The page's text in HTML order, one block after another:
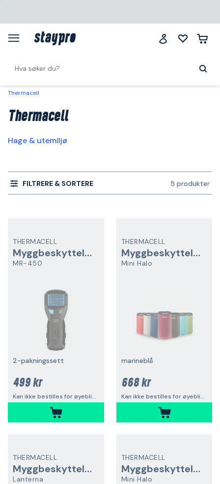
Thermacell
Thermacell
Hage & utemiljø
FILTRERE & SORTERE 5 produkter
THERMACELL
Myggbeskyttelse
MR-450
2-pakningssett
499 kr
Kan ikke bestilles for øyeblikket
THERMACELL
Myggbeskyttelse
Mini Halo
marineblå
668 kr
Kan ikke bestilles for øyeblikket
THERMACELL
Myggbeskyttelse
Lanterna
THERMACELL
Myggbeskyttelse
Mini Halo